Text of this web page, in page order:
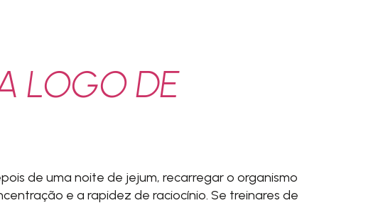
LOGO DE
de uma noite de jejum, recarregar o organismo
e a rapidez de raciocínio. Se treinares de